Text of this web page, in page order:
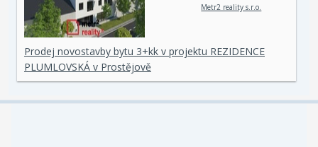
Metr2 reality s.r.o.
Prodej novostavby bytu 3+kk v projektu REZIDENCE
PLUMLOVSKÁ v Prostějově